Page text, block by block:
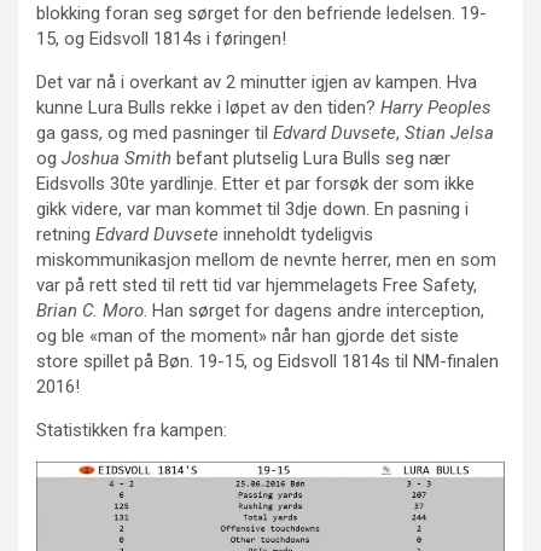
blokking foran seg sørget for den befriende ledelsen. 19-
15, og Eidsvoll 1814s i føringen!
Det var nå i overkant av 2 minutter igjen av kampen. Hva
kunne Lura Bulls rekke i løpet av den tiden? Harry Peoples
ga gass, og med pasninger til Edvard Duvsete, Stian Jelsa
og Joshua Smith befant plutselig Lura Bulls seg nær
Eidsvolls 30te yardlinje. Etter et par forsøk der som ikke
gikk videre, var man kommet til 3dje down. En pasning i
retning Edvard Duvsete inneholdt tydeligvis
miskommunikasjon mellom de nevnte herrer, men en som
var på rett sted til rett tid var hjemmelagets Free Safety,
Brian C. Moro. Han sørget for dagens andre interception,
og ble «man of the moment» når han gjorde det siste
store spillet på Bøn. 19-15, og Eidsvoll 1814s til NM-finalen
2016!
Statistikken fra kampen: